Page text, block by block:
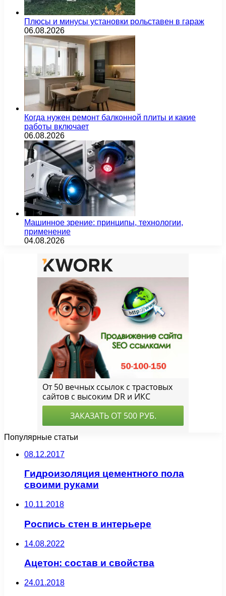
Плюсы и минусы установки рольставен в гараж
06.08.2026
Когда нужен ремонт балконной плиты и какие
работы включает
06.08.2026
Машинное зрение: принципы, технологии,
применение
04.08.2026
Популярные статьи
08.12.2017
Гидроизоляция цементного пола
своими руками
10.11.2018
Роспись стен в интерьере
14.08.2022
Ацетон: состав и свойства
24.01.2018